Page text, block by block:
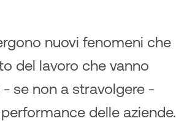
nuovi fenomeni che
del lavoro che vanno
se non a stravolgere -
delle aziende.